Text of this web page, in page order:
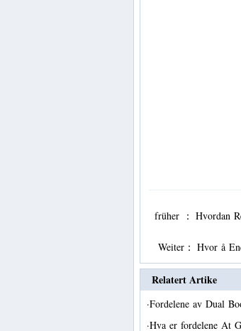
früher ： Hvordan
Weiter： Hvor å
Relatert Artike
·Fordelene av Dual
·Hva er fordelene At